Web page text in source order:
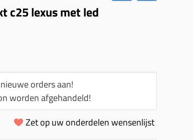
c25 lexus met led
orders aan!
worden afgehandeld!
Zet op uw onderdelen wensenlijst